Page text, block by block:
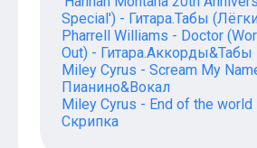
Special') - Гитара.Табы
Pharrell Williams - Doctor
Out) - Гитара.Аккорды&Табы
Miley Cyrus - Scream My
Пианино&Вокал
Miley Cyrus - End of the world
Скрипка